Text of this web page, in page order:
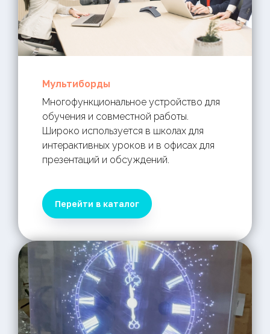
Мультиборды
Многофункциональное устройство для
обучения и совместной работы.
Широко используется в школах для
интерактивных уроков и в офисах для
презентаций и обсуждений.
Перейти в каталог